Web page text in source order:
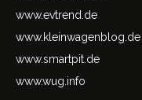
www.evtrend.de
www.kleinwagenblog.de
www.smartpit.de
www.wug.info